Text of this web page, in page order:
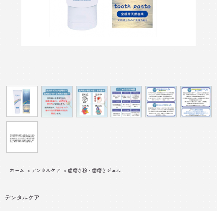
ホーム > デンタルケア > 歯磨き粉・歯磨きジェル
デンタルケア